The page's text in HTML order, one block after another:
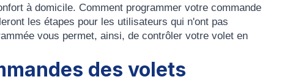
à domicile. Comment programmer votre commande
les étapes pour les utilisateurs qui n'ont pas
vous permet, ainsi, de contrôler votre volet en
des volets